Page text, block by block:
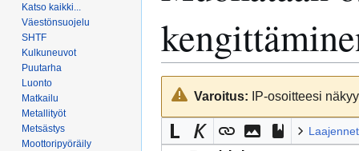
Siirry
navigaatioon
Siirry
hakuunVaroitus: IP-osoitteesi
Katso kaikki...
Väestönsuojelu
SHTF
Kulkuneuvot
Puutarha
Luonto
Matkailu
Metallityöt
Metsästys
Moottoripyöräily